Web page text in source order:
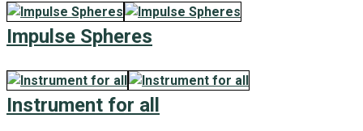
Impulse Spheres
Instrument for all